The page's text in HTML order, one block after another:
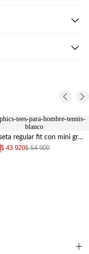
+
Camiseta regular fit con mini gráfico al pecho en algodón blanco para hombre
$ 43.920$ 54.900